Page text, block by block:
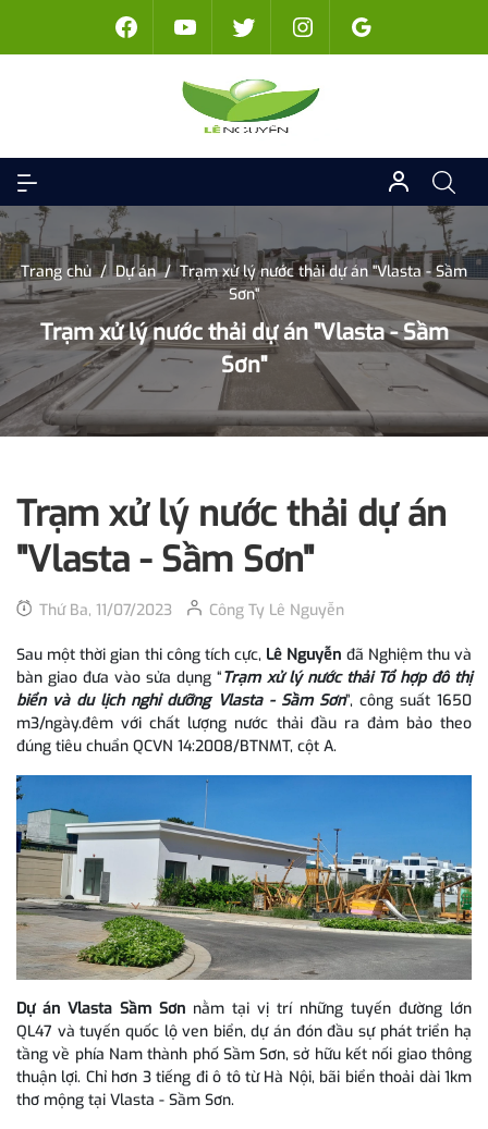
Trang chủ / Dự án / Trạm xử lý nước thải dự án "Vlasta - Sầm
Sơn"
Trạm xử lý nước thải dự án "Vlasta - Sầm
Sơn"
Trạm xử lý nước thải dự án
"Vlasta - Sầm Sơn"
Thứ Ba, 11/07/2023 Công Ty Lê Nguyễn
Sau một thời gian thi công tích cực, Lê Nguyễn đã Nghiệm thu và
bàn giao đưa vào sửa dụng “Trạm xử lý nước thải Tổ hợp đô thị
biển và du lịch nghỉ dưỡng Vlasta - Sầm Sơn”, công suất 1650
m3/ngày.đêm với chất lượng nước thải đầu ra đảm bảo theo
đúng tiêu chuẩn QCVN 14:2008/BTNMT, cột A.
Dự án Vlasta Sầm Sơn nằm tại vị trí những tuyến đường lớn
QL47 và tuyến quốc lộ ven biển, dự án đón đầu sự phát triển hạ
tầng về phía Nam thành phố Sầm Sơn, sở hữu kết nối giao thông
thuận lợi. Chỉ hơn 3 tiếng đi ô tô từ Hà Nội, bãi biển thoải dài 1km
thơ mộng tại Vlasta - Sầm Sơn.